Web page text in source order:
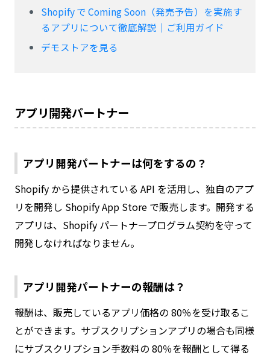
Shopify で Coming Soon（発売予告）を実施す
るアプリについて徹底解説｜ご利用ガイド
デモストアを見る
アプリ開発パートナー
アプリ開発パートナーは何をするの？
Shopify から提供されている API を活用し、独自のアプ
リを開発し Shopify App Store で販売します。開発する
アプリは、Shopify パートナープログラム契約を守って
開発しなければなりません。
アプリ開発パートナーの報酬は？
報酬は、販売しているアプリ価格の 80％を受け取るこ
とができます。サブスクリプションアプリの場合も同様
にサブスクリプション手数料の 80％を報酬として得る